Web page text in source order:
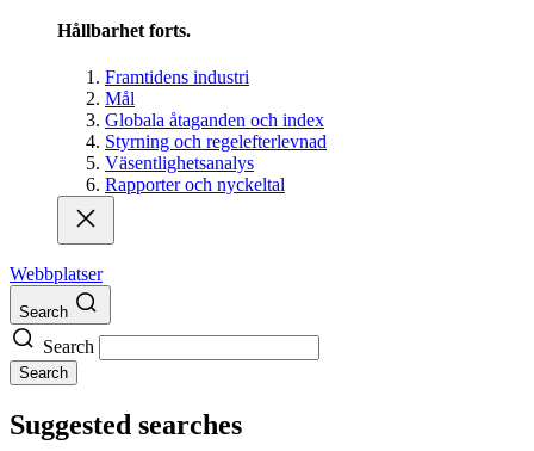
Hållbarhet forts.
Framtidens industri
Mål
Globala åtaganden och index
Styrning och regelefterlevnad
Väsentlighetsanalys
Rapporter och nyckeltal
Webbplatser
Search
Search
Search
Suggested searches